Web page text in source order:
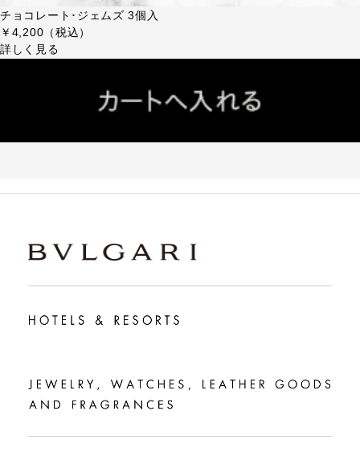
チョコレート･ジェムズ 3個入
￥4,200（税込）
詳しく見る